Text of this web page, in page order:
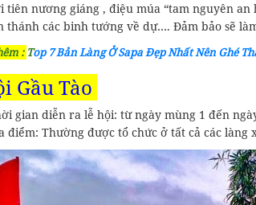
tiên nương giáng , điệu múa “tam nguyên
thánh các binh tướng về dự…. Đảm bảo sẽ
: Top 7 Bản Làng Ở Sapa Đẹp Nhất Nên Ghé
Gầu Tào
gian diễn ra lễ hội: từ ngày mùng 1 đến
điểm: Thường được tổ chức ở tất cả các làng